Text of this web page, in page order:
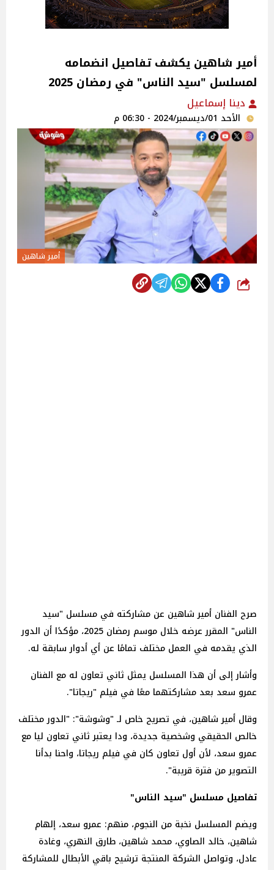
أمير شاهين يكشف تفاصيل انضمامه
لمسلسل "سيد الناس" في رمضان 2025‎
دينا إسماعيل
الأحد 01/ديسمبر/2024 - 06:30 م
أمير شاهين
شارك
صرح الفنان أمير شاهين عن مشاركته في مسلسل "سيد
الناس" المقرر عرضه خلال موسم رمضان 2025، مؤكدًا أن الدور
الذي يقدمه في العمل مختلف تمامًا عن أي أدوار سابقة له.
وأشار إلى أن هذا المسلسل يمثل ثاني تعاون له مع الفنان
عمرو سعد بعد مشاركتهما معًا في فيلم "ريجاتا".
وقال أمير شاهين، في تصريح خاص لـ "وشوشة": "الدور مختلف
خالص الحقيقي وشخصية جديدة، ودا يعتبر ثاني تعاون ليا مع
عمرو سعد، لأن أول تعاون كان في فيلم ريجاتا، واحنا بدأنا
التصوير من فترة قريبة".
تفاصيل مسلسل "سيد الناس"
ويضم المسلسل نخبة من النجوم، منهم: عمرو سعد، إلهام
شاهين، خالد الصاوي، محمد شاهين، طارق النهري، وغادة
عادل، وتواصل الشركة المنتجة ترشيح باقي الأبطال للمشاركة